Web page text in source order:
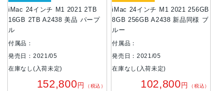
iMac 24インチ M1 2021 2TB
16GB 2TB A2438 美品 パープ
ル
付属品：
発売日：2021/05
在庫なし(入荷未定)
152,800円 （税込）
iMac 24インチ M1 2021 256GB
8GB 256GB A2438 新品同様 ブ
ルー
付属品：
発売日：2021/05
在庫なし(入荷未定)
102,800円 （税込）